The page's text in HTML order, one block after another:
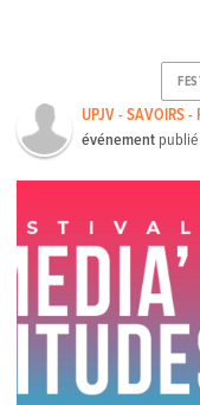
UPJV - SAVOIRS
événement